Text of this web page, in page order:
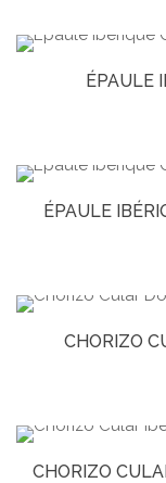
ÉPAULE
ÉPAULE
CHORIZO
CHORIZO